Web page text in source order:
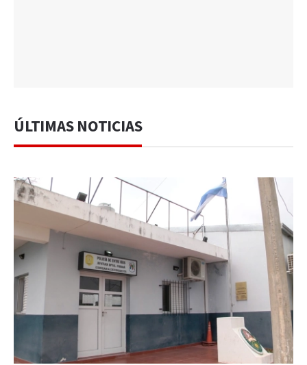
ÚLTIMAS NOTICIAS